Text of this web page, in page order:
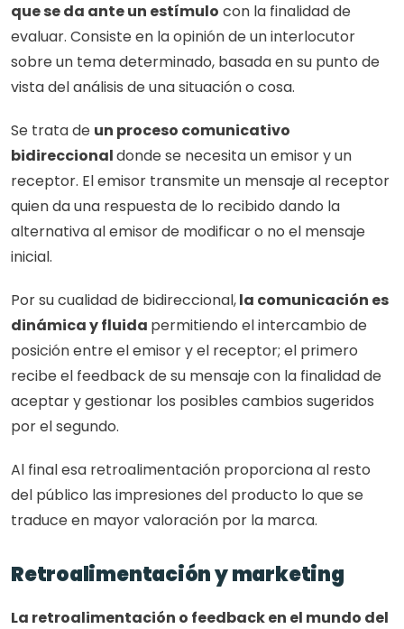
que se da ante un estímulo con la finalidad de
evaluar. Consiste en la opinión de un interlocutor
sobre un tema determinado, basada en su punto de
vista del análisis de una situación o cosa.
Se trata de un proceso comunicativo
bidireccional donde se necesita un emisor y un
receptor. El emisor transmite un mensaje al receptor
quien da una respuesta de lo recibido dando la
alternativa al emisor de modificar o no el mensaje
inicial.
Por su cualidad de bidireccional, la comunicación es
dinámica y fluida permitiendo el intercambio de
posición entre el emisor y el receptor; el primero
recibe el feedback de su mensaje con la finalidad de
aceptar y gestionar los posibles cambios sugeridos
por el segundo.
Al final esa retroalimentación proporciona al resto
del público las impresiones del producto lo que se
traduce en mayor valoración por la marca.
Retroalimentación y marketing
La retroalimentación o feedback en el mundo del